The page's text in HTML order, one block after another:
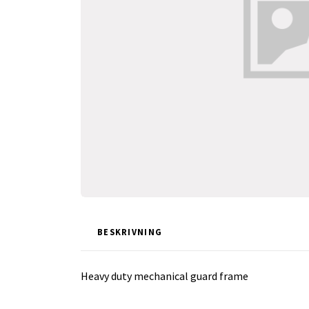
BESKRIVNING
Heavy duty mechanical guard frame